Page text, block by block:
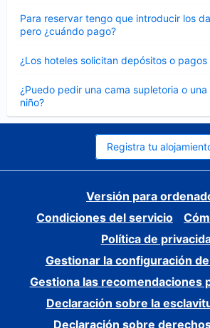
Para reservar tengo que introducir los
pero ¿cuándo pago?
cerrado
¿Los hoteles solicitan depósitos o
cerrado
¿Puedo pedir una cama supletoria o
niño?
cerrado
Registra tu
Versión para
Condiciones del servicio
Política de
Gestionar la configuración
Gestiona las recomendaciones
Declaración sobre la
Declaración sobre